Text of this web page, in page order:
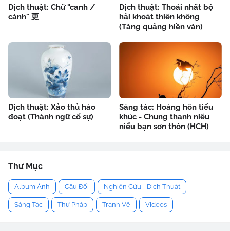
Dịch thuật: Chữ "canh /
cánh" 更
Dịch thuật: Thoái nhất bộ
hải khoát thiên không
(Tăng quảng hiền văn)
Dịch thuật: Xảo thủ hào
đoạt (Thành ngữ cố sự)
Sáng tác: Hoàng hôn tiểu
khúc - Chung thanh niểu
niểu bạn sơn thôn (HCH)
Thư Mục
Album Ảnh Câu Đối Nghiên Cứu - Dịch Thuật
Sáng Tác Thư Pháp Tranh Vẽ Videos